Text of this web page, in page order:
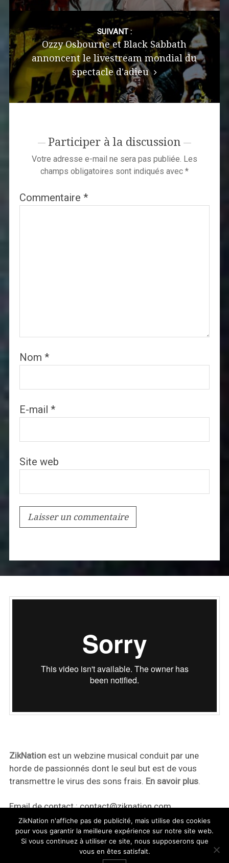
SUIVANT :
Ozzy Osbourne et Black Sabbath
annoncent le livestream mondial du
spectacle d'adieu
Participer à la discussion
Votre adresse e-mail ne sera pas publiée. Les
champs obligatoires sont indiqués avec *
Commentaire *
Nom *
E-mail *
Site web
ZikNationest un webzine musical conduit par une
horde de passionnés dont le seul but est de vous
transmettre le virus des sons frais. En savoir plus.
Email de contact :contact@ziknation.com
ZikNation n'affiche pas de publicité, mais utilise des cookies
pour vous garantir la meilleure expérience sur notre site web.
Si vous continuez à utiliser ce site, nous supposerons que
vous en êtes satisfait.